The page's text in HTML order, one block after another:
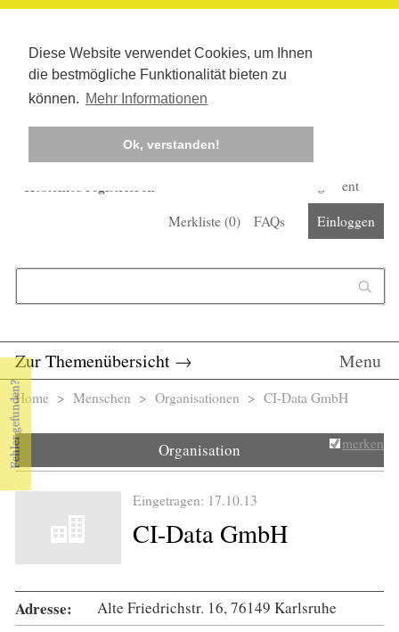
Diese Website verwendet Cookies, um Ihnen
die bestmögliche Funktionalität bieten zu
können. Mehr Informationen
Ok, verstanden!
Kostenlos registrieren
Corona-Management
Merkliste (0) FAQs Einloggen
Zur Themenübersicht → Menu
Sie sind hier
Home > Menschen > Organisationen > CI-Data GmbH
Organisation merken
Eingetragen: 17.10.13
CI-Data GmbH
Adresse: Alte Friedrichstr. 16, 76149 Karlsruhe